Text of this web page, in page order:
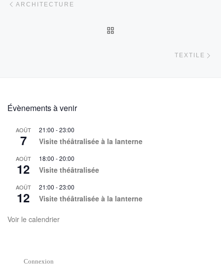
ARCHITECTURE
TEXTILE
Évènements à venir
AOÛT
7
21:00 -23:00
Visite théâtralisée à la lanterne
AOÛT
12
18:00 -20:00
Visite théâtralisée
AOÛT
12
21:00 -23:00
Visite théâtralisée à la lanterne
Voir le calendrier
Connexion